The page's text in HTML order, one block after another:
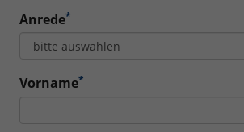
Anrede*
Vorname*